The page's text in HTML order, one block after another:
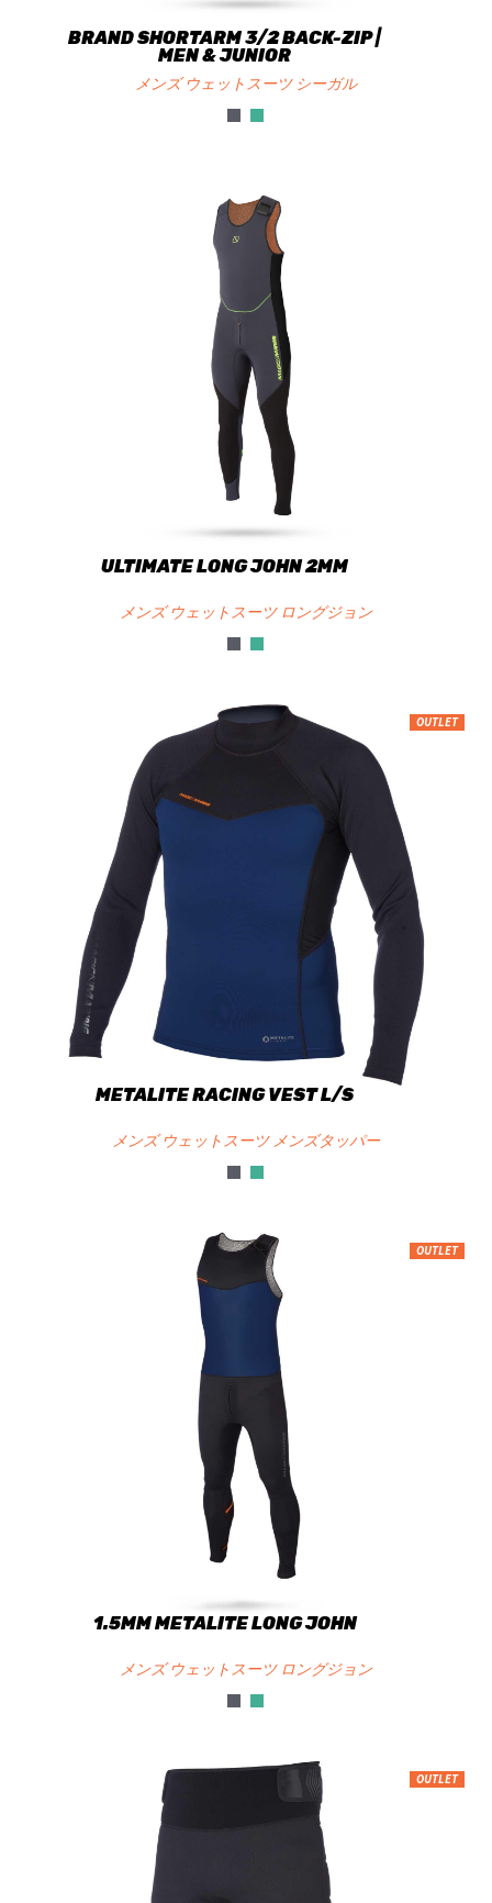
BRAND SHORTARM 3/2 BACK-ZIP |
MEN & JUNIOR
メンズ ウェットスーツ シーガル
ULTIMATE LONG JOHN 2MM
メンズ ウェットスーツ ロングジョン
OUTLET
METALITE RACING VEST L/S
メンズ ウェットスーツ メンズタッパー
OUTLET
1.5MM METALITE LONG JOHN
メンズ ウェットスーツ ロングジョン
OUTLET